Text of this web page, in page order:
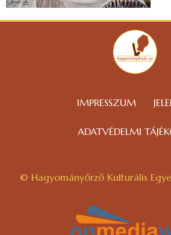
IMPRESSZUM
ADATVÉDELMI
© Hagyományőrző Kulturális